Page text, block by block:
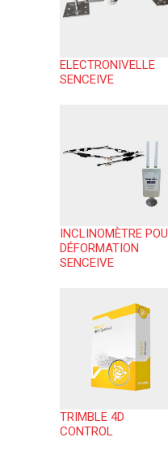
ELECTRONIVELLE
SENCEIVE
INCLINOMÈTRE
DÉFORMATION
SENCEIVE
TRIMBLE 4D
CONTROL